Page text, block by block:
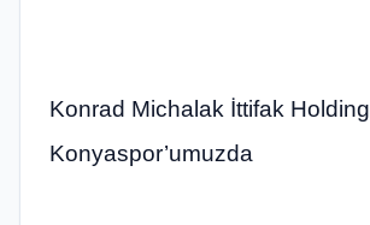
Konrad Michalak İttifak Holding
Konyaspor’umuzda